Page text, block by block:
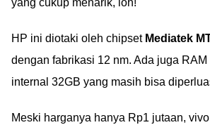
HP ini diotaki oleh chipset Mediatek
dengan fabrikasi 12 nm. Ada juga
internal 32GB yang masih bisa
Meski harganya hanya Rp1 jutaan,